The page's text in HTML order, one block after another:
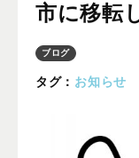
市に移転
ブログ
タグ： お知らせ